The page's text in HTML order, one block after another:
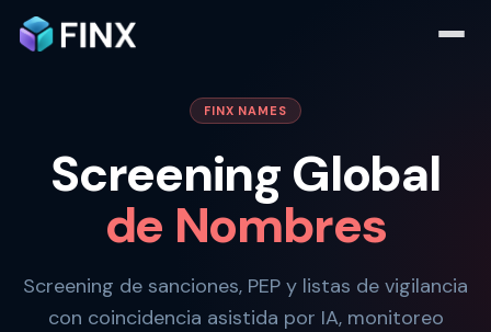
FINX NAMES
Screening Global
de Nombres
Screening de sanciones, PEP y listas de vigilancia
con coincidencia asistida por IA, monitoreo